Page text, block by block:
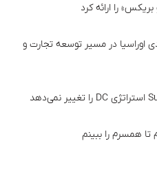
را ارائه کرد
اوراسیا در مسیر توسعه تجارت و
همسرم را ببینم